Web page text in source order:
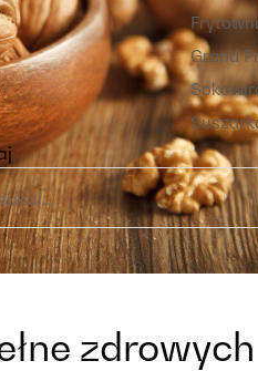
Grand
zdrowych